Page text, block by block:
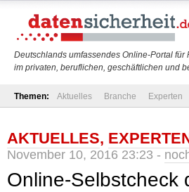
Deutschlands umfassendes Online-Portal für
im privaten, beruflichen, geschäftlichen und
Themen: Aktuelles Branche Experten
AKTUELLES,
November 10, 2016 23:23 -
Online-Selbstcheck